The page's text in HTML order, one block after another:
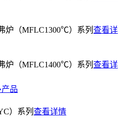
炉（MFLC1300℃）系列 查看详
炉（MFLC1400℃）系列 查看详
品
）系列 查看详情